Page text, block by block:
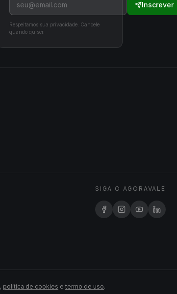
Inscrever
Respeitamos sua privacidade. Cancele
quando quiser.
SIGA O AGORAVALE
, política de cookies e termo de uso.